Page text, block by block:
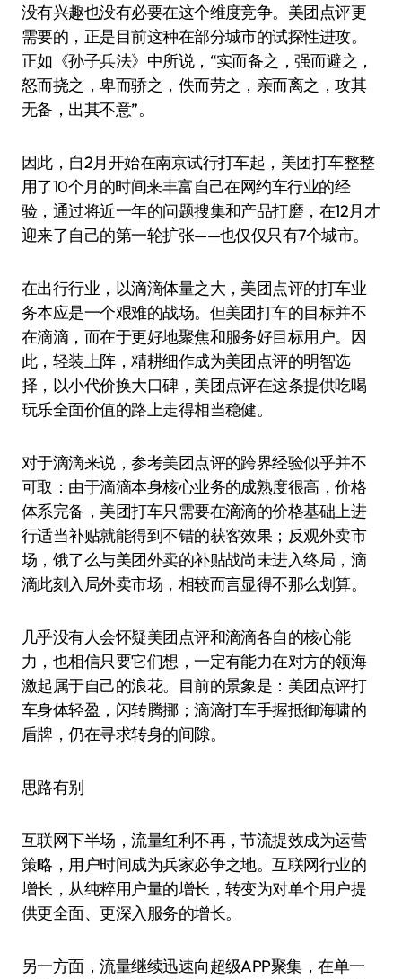
没有兴趣也没有必要在这个维度竞争。美团点评更
需要的，正是目前这种在部分城市的试探性进攻。
正如《孙子兵法》中所说，“实而备之，强而避之，
怒而挠之，卑而骄之，佚而劳之，亲而离之，攻其
无备，出其不意”。
因此，自2月开始在南京试行打车起，美团打车整整
用了10个月的时间来丰富自己在网约车行业的经
验，通过将近一年的问题搜集和产品打磨，在12月才
迎来了自己的第一轮扩张——也仅仅只有7个城市。
在出行行业，以滴滴体量之大，美团点评的打车业
务本应是一个艰难的战场。但美团打车的目标并不
在滴滴，而在于更好地聚焦和服务好目标用户。因
此，轻装上阵，精耕细作成为美团点评的明智选
择，以小代价换大口碑，美团点评在这条提供吃喝
玩乐全面价值的路上走得相当稳健。
对于滴滴来说，参考美团点评的跨界经验似乎并不
可取：由于滴滴本身核心业务的成熟度很高，价格
体系完备，美团打车只需要在滴滴的价格基础上进
行适当补贴就能得到不错的获客效果；反观外卖市
场，饿了么与美团外卖的补贴战尚未进入终局，滴
滴此刻入局外卖市场，相较而言显得不那么划算。
几乎没有人会怀疑美团点评和滴滴各自的核心能
力，也相信只要它们想，一定有能力在对方的领海
激起属于自己的浪花。目前的景象是：美团点评打
车身体轻盈，闪转腾挪；滴滴打车手握抵御海啸的
盾牌，仍在寻求转身的间隙。
思路有别
互联网下半场，流量红利不再，节流提效成为运营
策略，用户时间成为兵家必争之地。互联网行业的
增长，从纯粹用户量的增长，转变为对单个用户提
供更全面、更深入服务的增长。
另一方面，流量继续迅速向超级APP聚集，在单一